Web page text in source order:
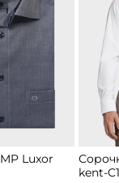
Luxor
kent-